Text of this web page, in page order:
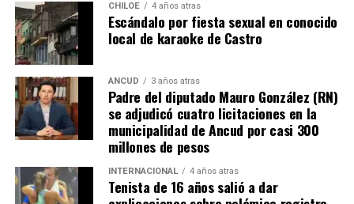
CHILOE 4 años atras
Escándalo por fiesta sexual en conocido
local de karaoke de Castro
ANCUD 3 años atras
Padre del diputado Mauro González (RN)
se adjudicó cuatro licitaciones en la
municipalidad de Ancud por casi 300
millones de pesos
INTERNACIONAL 4 años atras
Tenista de 16 años salió a dar